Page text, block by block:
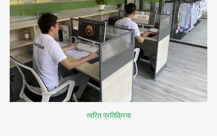
त्वरित प्रतिक्रिया